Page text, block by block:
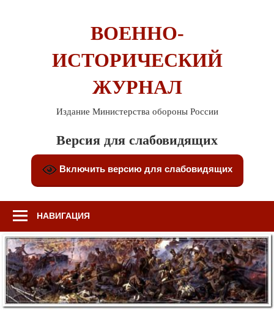
ВОЕННО-
ИСТОРИЧЕСКИЙ
ЖУРНАЛ
Издание Министерства обороны России
Версия для слабовидящих
Включить версию для слабовидящих
НАВИГАЦИЯ